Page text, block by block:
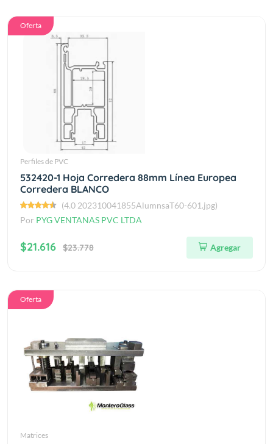
Oferta
Perfiles de PVC
532420-1 Hoja Corredera 88mm Línea Europea
Corredera BLANCO
(4.0 202310041855AlumnsaT60-601.jpg)
Por PYG VENTANAS PVC LTDA
$21.616 $23.778 Agregar
Oferta
Matrices